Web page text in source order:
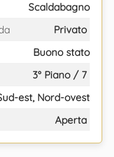
Scaldabagno
Privato
Buono stato
3° Piano / 7
est, Nord-ovest
Aperta